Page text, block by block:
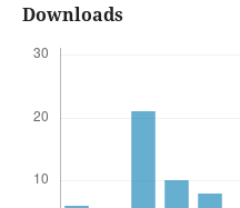
Downloads